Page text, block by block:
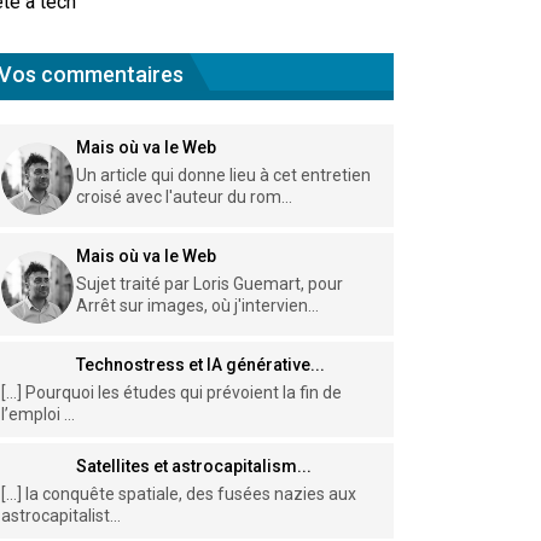
commentaires
Mais où va le Web
Un article qui donne lieu à cet entretien
croisé avec l'auteur du rom...
Mais où va le Web
Sujet traité par Loris Guemart, pour
Arrêt sur images, où j'intervien...
Technostress et IA générative...
[…] Pourquoi les études qui prévoient la fin de
l’emploi ...
Satellites et astrocapitalism...
[…] la conquête spatiale, des fusées nazies aux
astrocapitalist...